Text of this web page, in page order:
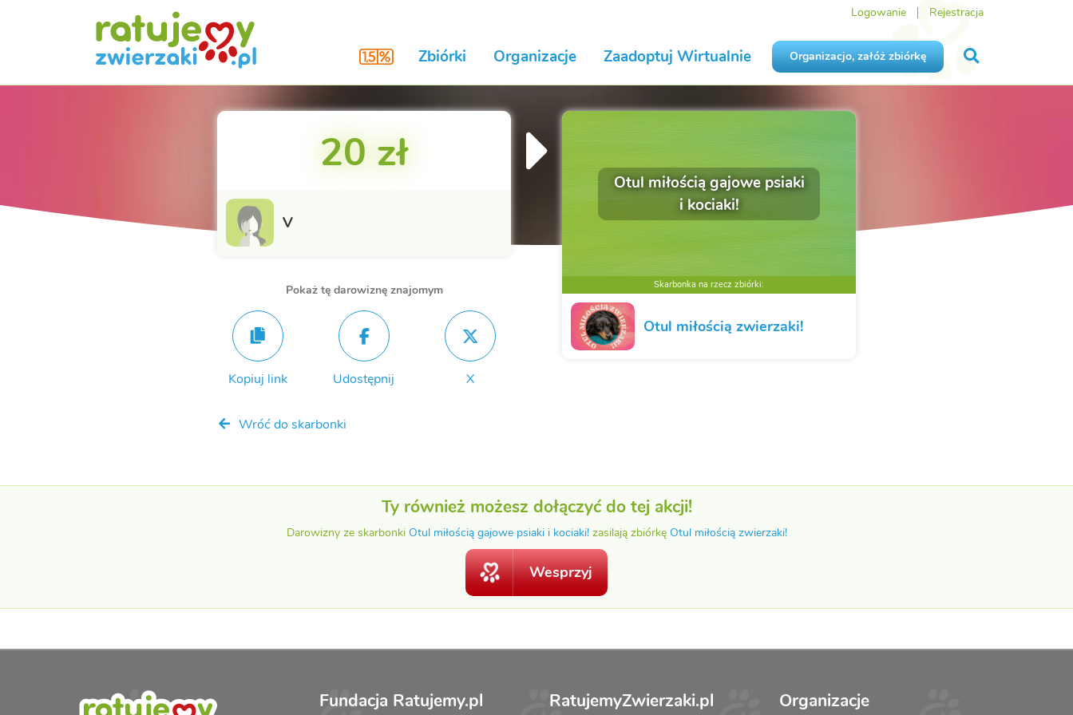
Logowanie Rejestracja
Zbiórki Organizacje Zaadoptuj Wirtualnie Organizacjo, załóż zbiórkę
20 zł
V
Pokaż tę darowiznę znajomym
Kopiuj link Udostępnij X
Wróć do skarbonki
Otul miłością gajowe psiaki
i kociaki!
Skarbonka na rzecz zbiórki:
Otul miłością zwierzaki!
Ty również możesz dołączyć do tej akcji!
Darowizny ze skarbonki Otul miłością gajowe psiaki i kociaki!zasilają zbiórkę Otul miłością zwierzaki!
Wesprzyj
Fundacja Ratujemy.pl RatujemyZwierzaki.pl Organizacje